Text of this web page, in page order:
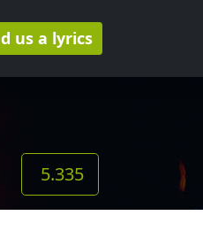
us a lyrics
5.335